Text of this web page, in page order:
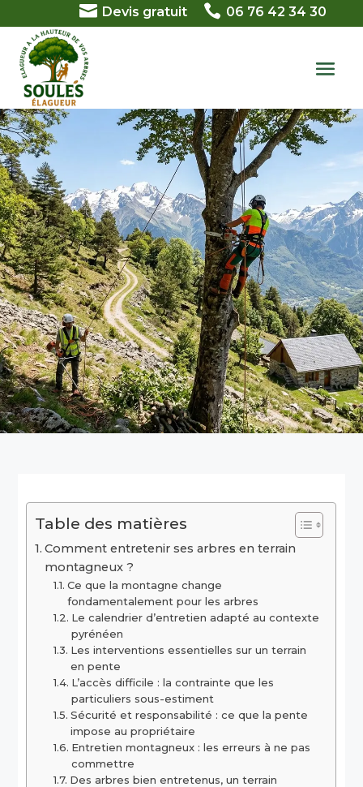
 Devis gratuit  06 76 42 34 30
Table des matières
Comment entretenir ses arbres en terrain
montagneux ?
Ce que la montagne change
fondamentalement pour les arbres
Le calendrier d’entretien adapté au contexte
pyrénéen
Les interventions essentielles sur un terrain
en pente
L’accès difficile : la contrainte que les
particuliers sous-estiment
Sécurité et responsabilité : ce que la pente
impose au propriétaire
Entretien montagneux : les erreurs à ne pas
commettre
Des arbres bien entretenus, un terrain